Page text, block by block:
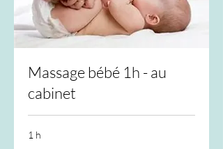
Massage bébé 1h - au
cabinet
1 h